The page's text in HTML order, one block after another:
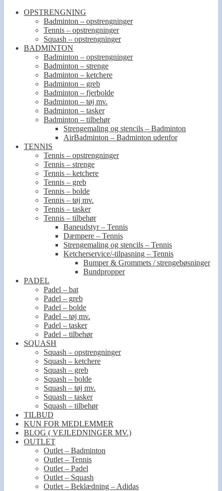
OPSTRENGNING
Badminton – opstrengninger
Tennis – opstrengninger
Squash – opstrengninger
BADMINTON
Badminton – opstrengninger
Badminton – strenge
Badminton – ketchere
Badminton – greb
Badminton – fjerbolde
Badminton – tøj mv.
Badminton – tasker
Badminton – tilbehør
Strengemaling og stencils – Badminton
AirBadminton – Badminton udenfor
TENNIS
Tennis – opstrengninger
Tennis – strenge
Tennis – ketchere
Tennis – greb
Tennis – bolde
Tennis – tøj mv.
Tennis – tasker
Tennis – tilbehør
Baneudstyr – Tennis
Dæmpere – Tennis
Strengemaling og stencils – Tennis
Ketcherservice/-tilpasning – Tennis
Bumper & Grommets / strengebøsninger
Bundpropper
PADEL
Padel – bat
Padel – greb
Padel – bolde
Padel – tøj mv.
Padel – tasker
Padel – tilbehør
SQUASH
Squash – opstrengninger
Squash – ketchere
Squash – greb
Squash – bolde
Squash – tøj mv.
Squash – tasker
Squash – tilbehør
TILBUD
KUN FOR MEDLEMMER
BLOG ( VEJLEDNINGER MV.)
OUTLET
Outlet – Badminton
Outlet – Tennis
Outlet – Padel
Outlet – Squash
Outlet – Beklædning – Adidas